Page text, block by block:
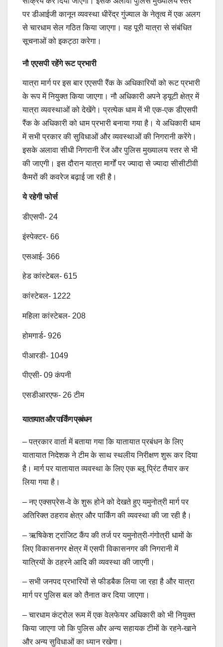
पर डीआईजी कानून व्यवस्था धीरेंद्र गुंज्याल के नेतृत्व में एक अलग
से चारधाम सेल गठित किया जाएगा। यह पूरी यात्रा से संबंधित
सूचनाओं को इकट्ठा करेगा।
नौ एएसपी रहेंगे रूट प्रभारी
यात्रा मार्ग पर इस बार एएसपी रैंक के अधिकारियों को रूट प्रभारी
के रूप में नियुक्त किया जाएगा। नौ अधिकारी अपने ड्यूटी क्षेत्र में
यात्रा व्यवस्थाओं को देखेंगे। प्रत्येक धाम में भी एक-एक डीएसपी
रैंक के अधिकारी को धाम प्रभारी बनाया गया है। ये अधिकारी धाम
में सभी प्रकार की सुविधाओं और व्यवस्थाओं की निगरानी करेंगे।
इसके अलावा सीधी निगरानी रेंज और पुलिस मुख्यालय स्तर से भी
की जाएगी। इस दौरान यात्रा मार्गों पर ज्यादा से ज्यादा सीसीटीवी
कैमरों की कवरेज बढ़ाई जा रही है।
ये रहेगी फोर्स
डीएसपी- 24
इंस्पेक्टर- 66
एसआई- 366
हेड कांस्टेबल- 615
कांस्टेबल- 1222
महिला कांस्टेबल- 208
होमगार्ड- 926
पीआरडी- 1049
पीएसी- 09 कंपनी
एसडीआरएफ- 26 टीम
यातायात और पार्किंग प्रबंधन
– पत्रकार वार्ता में बताया गया कि यातायात प्रबंधन के लिए
यातायात निदेशक ने टीम के साथ स्थलीय निरीक्षण शुरू कर दिया
है। मार्ग पर यातायात व्यवस्था के लिए एक ब्लू प्रिंट तैयार कर
लिया गया है।
– नए एक्सप्रेस-वे के शुरू होने को देखते हुए यमुनोत्री मार्ग पर
अतिरिक्त ठहराव क्षेत्र और पार्किंग की व्यवस्था की जा रही है।
– ऋषिकेश ट्रांजिट कैंप की तर्ज पर यमुनोत्री-गंगोत्री धामों के
लिए विकासनगर क्षेत्र में एसपी विकासनगर की निगरानी में
यात्रियों के ठहरने आदि की व्यवस्था की जाएगी।
– सभी जनपद प्रभारियों से फीडबैक लिया जा रहा है और यात्रा
मार्ग पर पुलिस बल को तैनात कर दिया जाएगा।
– चारधाम कंट्रोल रूम में एक वेलफेयर अधिकारी को भी नियुक्त
किया जाएगा जो कि पुलिस और अन्य सहायक टीमों के रहने-खाने
और अन्य सुविधाओं का ध्यान रखेगा।